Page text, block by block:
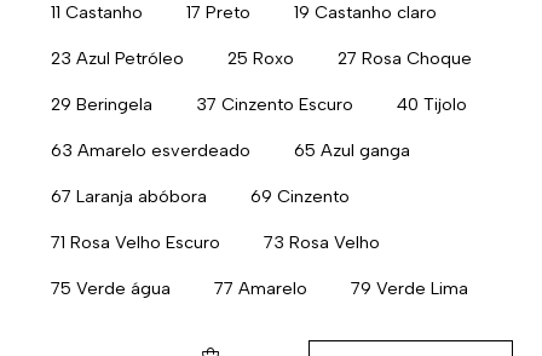
11 Castanho 17 Preto 19 Castanho claro
23 Azul Petróleo 25 Roxo 27 Rosa Choque
29 Beringela 37 Cinzento Escuro 40 Tijolo
63 Amarelo esverdeado 65 Azul ganga
67 Laranja abóbora 69 Cinzento
71 Rosa Velho Escuro 73 Rosa Velho
75 Verde água 77 Amarelo 79 Verde Lima